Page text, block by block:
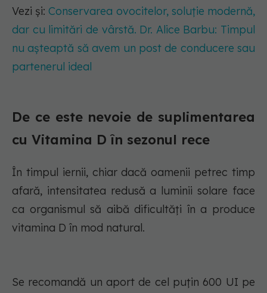
Vezi și:Conservarea ovocitelor, soluție modernă,
dar cu limitări de vârstă. Dr. Alice Barbu: Timpul
nu așteaptă să avem un post de conducere sau
partenerul ideal
De ce este nevoie de suplimentarea
cu Vitamina D în sezonul rece
În timpul iernii, chiar dacă oamenii petrec timp
afară, intensitatea redusă a luminii solare face
ca organismul să aibă dificultăți în a produce
vitamina D în mod natural.
Se recomandă un aport de cel puțin 600 UI pe